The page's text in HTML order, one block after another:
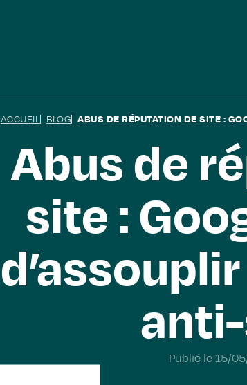
ACCUEIL BLOG ABUS DE RÉPUTATION DE SITE :
Abus de
site :
Publié le 15/